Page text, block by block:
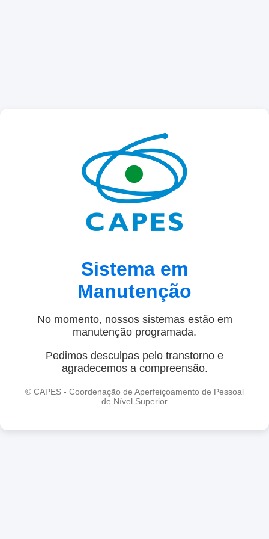
Sistema em
Manutenção
No momento, nossos sistemas estão em
manutenção programada.
Pedimos desculpas pelo transtorno e
agradecemos a compreensão.
© CAPES - Coordenação de Aperfeiçoamento de Pessoal
de Nível Superior